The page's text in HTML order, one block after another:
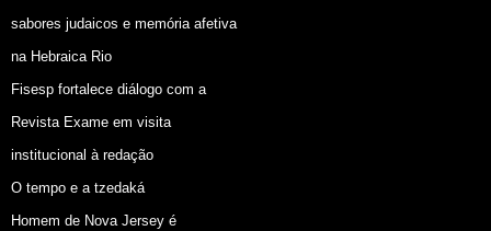
sabores judaicos e memória afetiva
na Hebraica Rio
Fisesp fortalece diálogo com a
Revista Exame em visita
institucional à redação
O tempo e a tzedaká
Homem de Nova Jersey é